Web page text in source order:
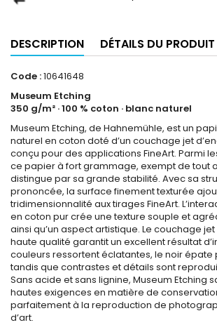
DESCRIPTION DÉTAILS DU PRODUIT
Code :10641648
Museum Etching
350 g/m² · 100 % coton · blanc naturel
Museum Etching, de Hahnemühle, est un
naturel en coton doté d’un couchage jet
conçu pour des applications FineArt. Parmi
ce papier à fort grammage, exempt de tout
distingue par sa grande stabilité. Avec sa
prononcée, la surface finement texturée
tridimensionnalité aux tirages FineArt.
en coton pur crée une texture souple et
ainsi qu’un aspect artistique. Le couchage
haute qualité garantit un excellent résultat
couleurs ressortent éclatantes, le noir épate
tandis que contrastes et détails sont
Sans acide et sans lignine, Museum Etching
hautes exigences en matière de
parfaitement à la reproduction de
d’art.